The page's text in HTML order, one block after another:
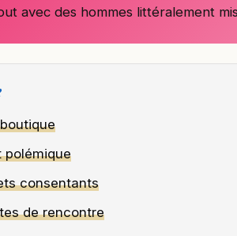
avec des hommes littéralement
polémique
consentants
de rencontre